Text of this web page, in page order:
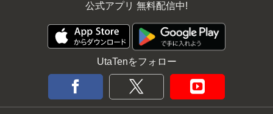
公式アプリ 無料配信中!
UtaTenをフォロー